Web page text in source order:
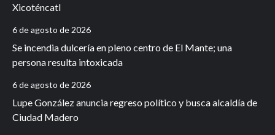
Xicoténcatl
6 de agosto de 2026
Se incendia dulcería en pleno centro de El Mante; una
persona resulta intoxicada
6 de agosto de 2026
Lupe González anuncia regreso político y busca alcaldía de
Ciudad Madero